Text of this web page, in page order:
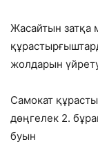
Жасайтын затқа
жолдарын
Самокат
дөңгелек 2.
буын